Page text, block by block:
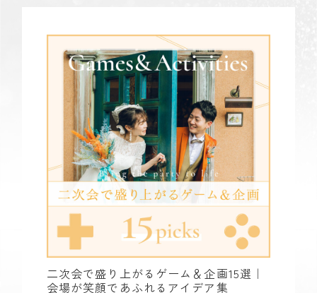
二次会で盛り上がるゲーム＆企画15選｜
会場が笑顔であふれるアイデア集